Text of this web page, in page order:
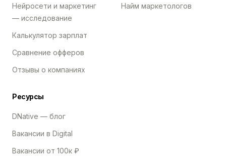
Нейросети и маркетинг
— исследование
Калькулятор зарплат
Сравнение офферов
Отзывы о компаниях
Найм маркетологов
Ресурсы
DNative — блог
Вакансии в Digital
Вакансии от 100к ₽